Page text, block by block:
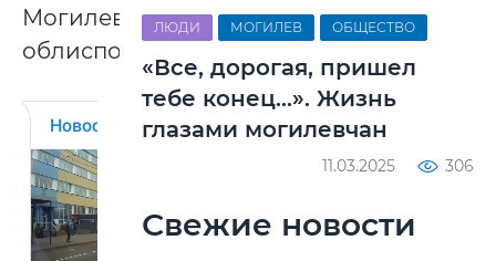
Могилевского
облисполкома.
ЛЮДИ МОГИЛЕВ ОБЩЕСТВО
«Все, дорогая, пришел
тебе конец…». Жизнь
глазами могилевчан
11.03.2025 306
Свежие новости